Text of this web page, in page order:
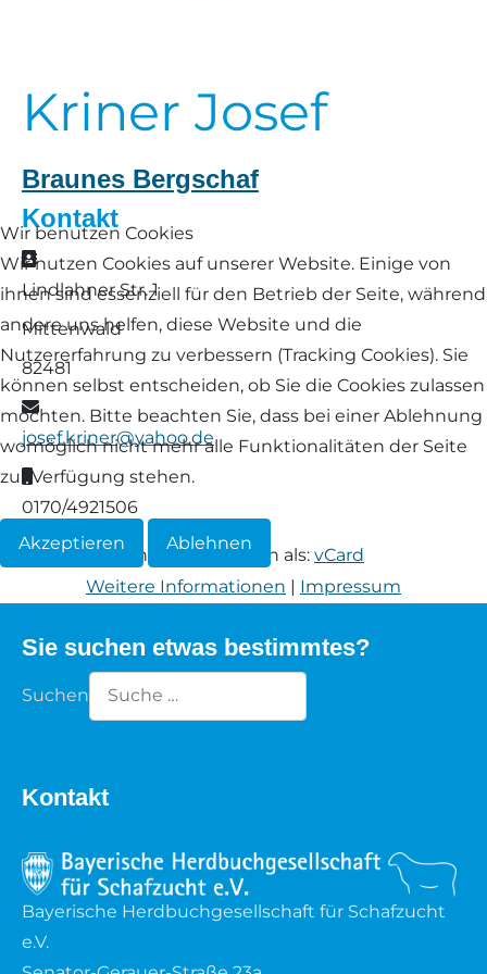
Kriner Josef
Braunes Bergschaf
Kontakt
Adresse
Lindlahner Str. 1
Mittenwald
82481
E-Mail
josef.kriner@yahoo.de
Mobil
0170/4921506
Informationen herunterladen als: vCard
Sie suchen etwas bestimmtes?
Suchen
Kontakt
Bayerische Herdbuchgesellschaft für Schafzucht
e.V.
Wir benutzen Cookies
Wir nutzen Cookies auf unserer Website. Einige von
ihnen sind essenziell für den Betrieb der Seite, während
andere uns helfen, diese Website und die
Nutzererfahrung zu verbessern (Tracking Cookies). Sie
können selbst entscheiden, ob Sie die Cookies zulassen
möchten. Bitte beachten Sie, dass bei einer Ablehnung
womöglich nicht mehr alle Funktionalitäten der Seite
zur Verfügung stehen.
Akzeptieren Ablehnen
Weitere Informationen | Impressum
Links Züchter-Internetseiten
Futtrationsrechner
Neueinsteiger
Fachberater in Bayern
Lineare Beurteilung Zahnstellung
Erfassung der Euterreinheit
Weißes Bergschaf
Rouge de Roussillon
Schwarzes Villnösser Schaf
Scottish Blackface
Shetland
Skudde
South Down
Soayschaf
Weiße gehörnte Heidschnucke
Weiße hornlose Heidschnucke
Zackelschaf